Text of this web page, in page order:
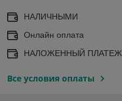
НАЛИЧНЫМИ
Онлайн оплата
НАЛОЖЕННЫЙ ПЛАТЕЖ
Все условия оплаты